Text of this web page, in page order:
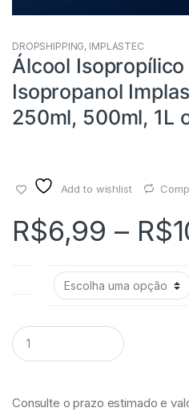
DROPSHIPPING, IMPLASTEC
Álcool
Isopropanol
250ml, 500ml, 1L
Add to wishlist
R$6,99 – R$
Q
u
a
iConsulte o prazo estimado e